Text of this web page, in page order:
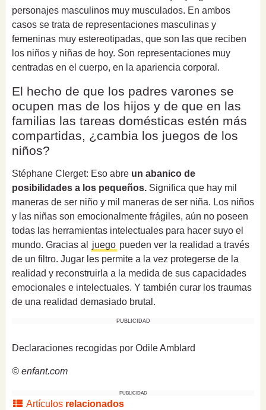
personajes masculinos muy musculados. En ambos
casos se trata de representaciones masculinas y
femeninas muy estereotipadas, que son las que reciben
los niños y niñas de hoy. Son representaciones muy
centradas en el cuerpo, en la apariencia corporal.
El hecho de que los padres varones se
ocupen mas de los hijos y de que en las
familias las tareas domésticas estén más
compartidas, ¿cambia los juegos de los
niños?
Stéphane Clerget: Eso abre un abanico de
posibilidades a los pequeños. Significa que hay mil
maneras de ser niño y mil maneras de ser niña. Los niños
y las niñas son emocionalmente frágiles, aún no poseen
todas las herramientas intelectuales para hacer suyo el
mundo. Gracias al
juego pueden ver la realidad a través
de un filtro. Jugar les permite a la vez protegerse de la
realidad y reconstruirla a la medida de sus capacidades
emocionales e intelectuales. Y también curar los traumas
de una realidad demasiado brutal.
PUBLICIDAD
Declaraciones recogidas por Odile Amblard
© enfant.com
PUBLICIDAD
Artículos relacionados